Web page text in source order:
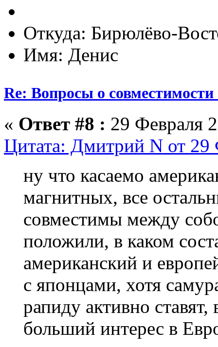
Откуда: Бирюлёво-
Имя: Денис
Re: Вопросы о
« Ответ #8 : 29 Февраля
Цитата: Дмитрий N от 29
ну что касаемо
магнитных, все
совместимы между
положили, в каком
американский и
с японцами, хотя
рапиду активно
больший интерес в